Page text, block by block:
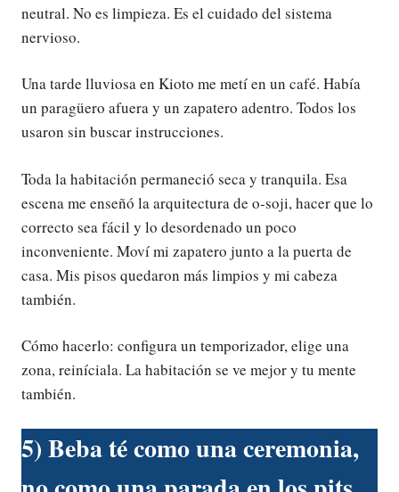
neutral. No es limpieza. Es el cuidado del sistema
nervioso.
Una tarde lluviosa en Kioto me metí en un café. Había
un paragüero afuera y un zapatero adentro. Todos los
usaron sin buscar instrucciones.
Toda la habitación permaneció seca y tranquila. Esa
escena me enseñó la arquitectura de o-soji, hacer que lo
correcto sea fácil y lo desordenado un poco
inconveniente. Moví mi zapatero junto a la puerta de
casa. Mis pisos quedaron más limpios y mi cabeza
también.
Cómo hacerlo: configura un temporizador, elige una
zona, reiníciala. La habitación se ve mejor y tu mente
también.
5) Beba té como una ceremonia,